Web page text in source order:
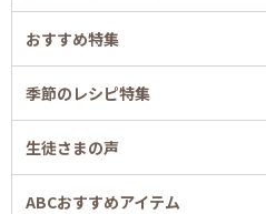
おすすめ特集
季節のレシピ特集
生徒さまの声
ABCおすすめアイテム